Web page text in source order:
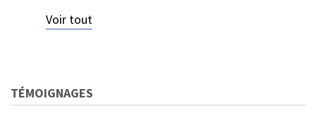
Voir tout
TÉMOIGNAGES